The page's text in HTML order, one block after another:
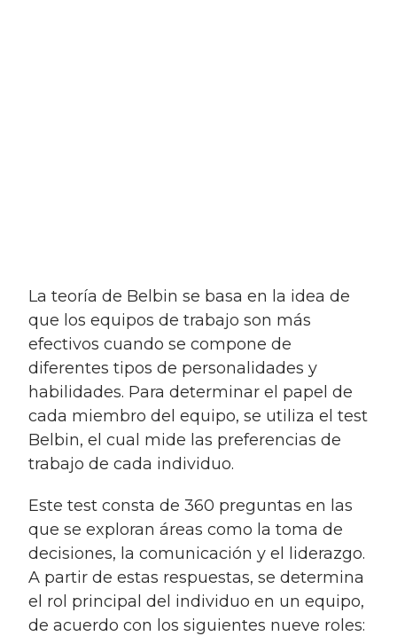
La teoría de Belbin se basa en la idea de
que los equipos de trabajo son más
efectivos cuando se compone de
diferentes tipos de personalidades y
habilidades. Para determinar el papel de
cada miembro del equipo, se utiliza el test
Belbin, el cual mide las preferencias de
trabajo de cada individuo.
Este test consta de 360 preguntas en las
que se exploran áreas como la toma de
decisiones, la comunicación y el liderazgo.
A partir de estas respuestas, se determina
el rol principal del individuo en un equipo,
de acuerdo con los siguientes nueve roles: